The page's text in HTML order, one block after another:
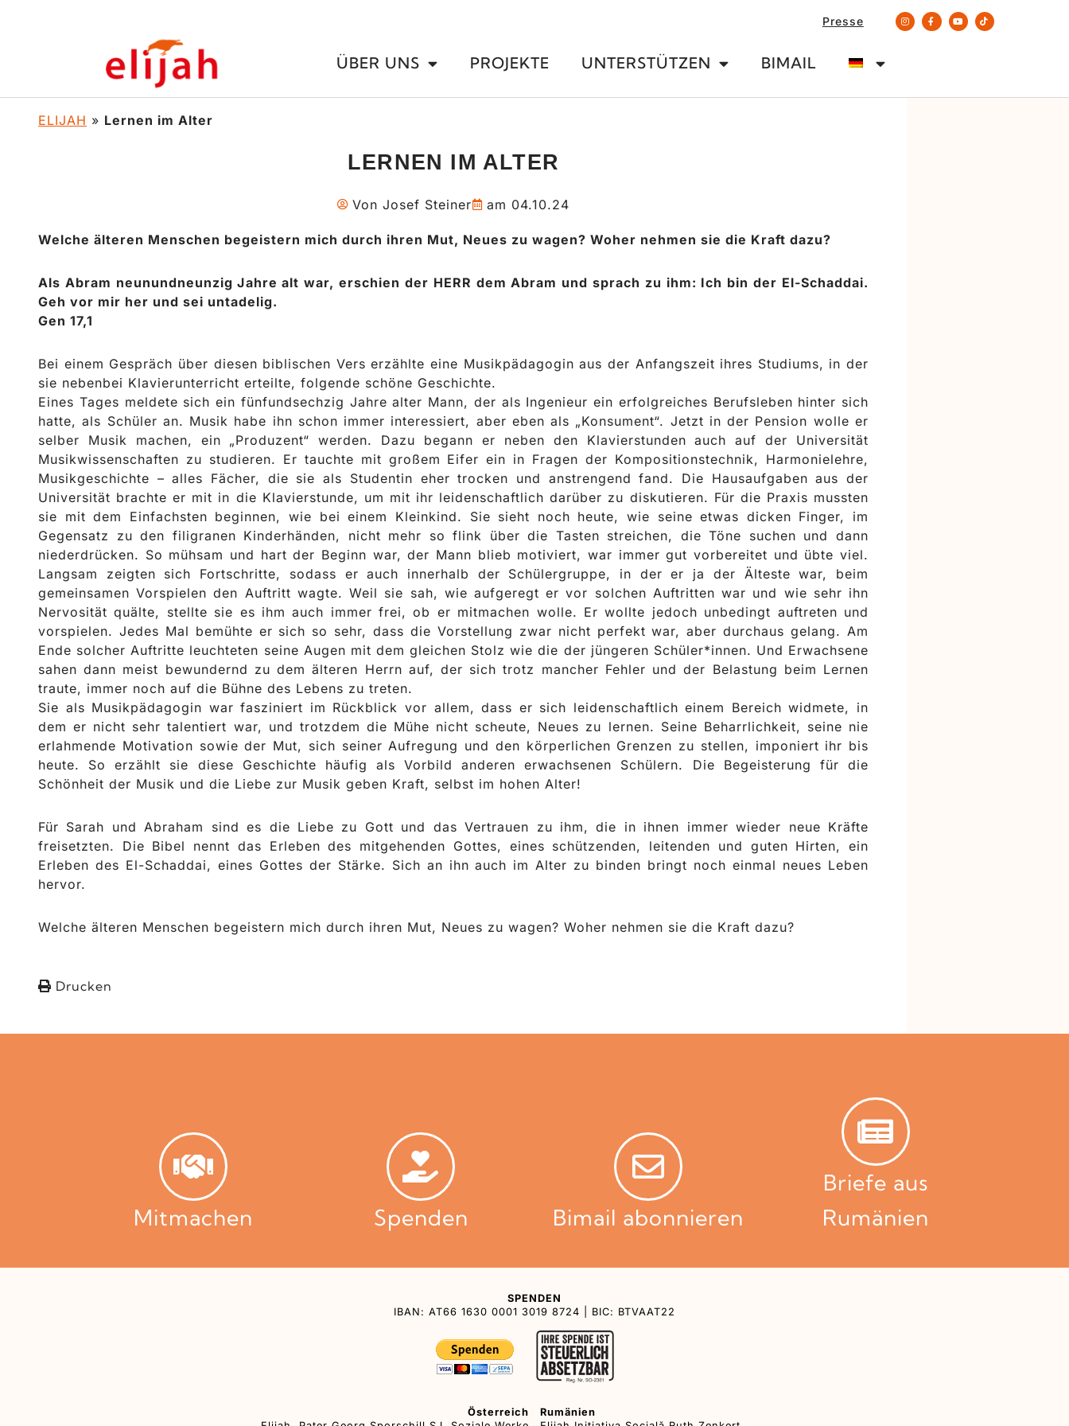
Presse
ÜBER UNS PROJEKTE UNTERSTÜTZEN BIMAIL
ELIJAH » Lernen im Alter
LERNEN IM ALTER
Von Josef Steiner am 04.10.24
Welche älteren Menschen begeistern mich durch ihren Mut, Neues zu wagen? Woher nehmen sie die Kraft dazu?
Als Abram neunundneunzig Jahre alt war, erschien der HERR dem Abram und sprach zu ihm: Ich bin der El-Schaddai.
Geh vor mir her und sei untadelig.
Gen 17,1
Bei einem Gespräch über diesen biblischen Vers erzählte eine Musikpädagogin aus der Anfangszeit ihres Studiums, in der
sie nebenbei Klavierunterricht erteilte, folgende schöne Geschichte.
Eines Tages meldete sich ein fünfundsechzig Jahre alter Mann, der als Ingenieur ein erfolgreiches Berufsleben hinter sich
hatte, als Schüler an. Musik habe ihn schon immer interessiert, aber eben als „Konsument“. Jetzt in der Pension wolle er
selber Musik machen, ein „Produzent“ werden. Dazu begann er neben den Klavierstunden auch auf der Universität
Musikwissenschaften zu studieren. Er tauchte mit großem Eifer ein in Fragen der Kompositionstechnik, Harmonielehre,
Musikgeschichte – alles Fächer, die sie als Studentin eher trocken und anstrengend fand. Die Hausaufgaben aus der
Universität brachte er mit in die Klavierstunde, um mit ihr leidenschaftlich darüber zu diskutieren. Für die Praxis mussten
sie mit dem Einfachsten beginnen, wie bei einem Kleinkind. Sie sieht noch heute, wie seine etwas dicken Finger, im
Gegensatz zu den filigranen Kinderhänden, nicht mehr so flink über die Tasten streichen, die Töne suchen und dann
niederdrücken. So mühsam und hart der Beginn war, der Mann blieb motiviert, war immer gut vorbereitet und übte viel.
Langsam zeigten sich Fortschritte, sodass er auch innerhalb der Schülergruppe, in der er ja der Älteste war, beim
gemeinsamen Vorspielen den Auftritt wagte. Weil sie sah, wie aufgeregt er vor solchen Auftritten war und wie sehr ihn
Nervosität quälte, stellte sie es ihm auch immer frei, ob er mitmachen wolle. Er wollte jedoch unbedingt auftreten und
vorspielen. Jedes Mal bemühte er sich so sehr, dass die Vorstellung zwar nicht perfekt war, aber durchaus gelang. Am
Ende solcher Auftritte leuchteten seine Augen mit dem gleichen Stolz wie die der jüngeren Schüler*innen. Und Erwachsene
sahen dann meist bewundernd zu dem älteren Herrn auf, der sich trotz mancher Fehler und der Belastung beim Lernen
traute, immer noch auf die Bühne des Lebens zu treten.
Sie als Musikpädagogin war fasziniert im Rückblick vor allem, dass er sich leidenschaftlich einem Bereich widmete, in
dem er nicht sehr talentiert war, und trotzdem die Mühe nicht scheute, Neues zu lernen. Seine Beharrlichkeit, seine nie
erlahmende Motivation sowie der Mut, sich seiner Aufregung und den körperlichen Grenzen zu stellen, imponiert ihr bis
heute. So erzählt sie diese Geschichte häufig als Vorbild anderen erwachsenen Schülern. Die Begeisterung für die
Schönheit der Musik und die Liebe zur Musik geben Kraft, selbst im hohen Alter!
Für Sarah und Abraham sind es die Liebe zu Gott und das Vertrauen zu ihm, die in ihnen immer wieder neue Kräfte
freisetzten. Die Bibel nennt das Erleben des mitgehenden Gottes, eines schützenden, leitenden und guten Hirten, ein
Erleben des El-Schaddai, eines Gottes der Stärke. Sich an ihn auch im Alter zu binden bringt noch einmal neues Leben
hervor.
Welche älteren Menschen begeistern mich durch ihren Mut, Neues zu wagen? Woher nehmen sie die Kraft dazu?
Drucken
Mitmachen Spenden Bimail abonnieren
Briefe aus
Rumänien
SPENDEN
IBAN: AT66 1630 0001 3019 8724 | BIC: BTVAAT22
Österreich
Rumänien